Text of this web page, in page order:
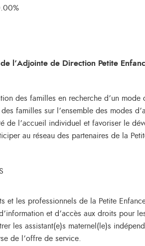
l’Adjointe de Direction Petite
des familles en recherche d’un mode
familles sur l’ensemble des modes
de l’accueil individuel et favoriser le
au réseau des partenaires de la
et les professionnels de la Petite
et d’accès aux droits pour
les assistant(e)s maternel(le)s
de l’offre de service.